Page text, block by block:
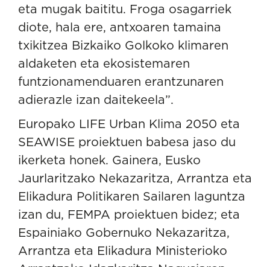
eta mugak baititu. Froga osagarriek
diote, hala ere, antxoaren tamaina
txikitzea Bizkaiko Golkoko klimaren
aldaketen eta ekosistemaren
funtzionamenduaren erantzunaren
adierazle izan daitekeela”.
Europako LIFE Urban Klima 2050 eta
SEAWISE proiektuen babesa jaso du
ikerketa honek. Gainera, Eusko
Jaurlaritzako Nekazaritza, Arrantza eta
Elikadura Politikaren Sailaren laguntza
izan du, FEMPA proiektuen bidez; eta
Espainiako Gobernuko Nekazaritza,
Arrantza eta Elikadura Ministerioko